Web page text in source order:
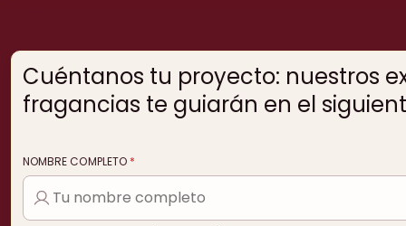
Cuéntanos tu proyecto: nuestros
fragancias te guiarán en el
NOMBRE COMPLETO *